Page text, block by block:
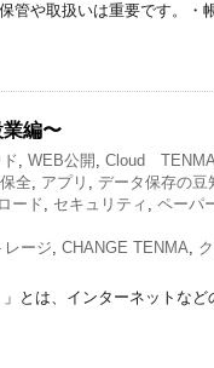
管や取扱いは重要です。・
編〜
, WEB公開 , Cloud
全, アプリ , データ保存の豆
ード, セキュリティ , ペーパ
レージ, CHANGE TENMA,
とは、インターネットなど